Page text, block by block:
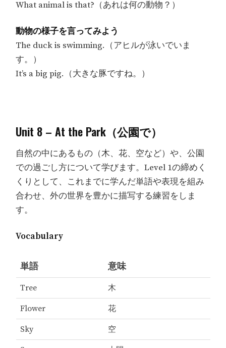
What animal is that?（あれは何の動物？）
動物の様子を言ってみよう
The duck is swimming.（アヒルが泳いでいま
す。）
It’s a big pig.（大きな豚ですね。）
Unit 8 – At the Park（公園で）
自然の中にあるもの（木、花、空など）や、公園
での過ごし方について学びます。Level 1の締めく
くりとして、これまでに学んだ単語や表現を組み
合わせ、外の世界を豊かに描写する練習をしま
す。
Vocabulary
単語 意味
Tree 木
Flower 花
Sky 空